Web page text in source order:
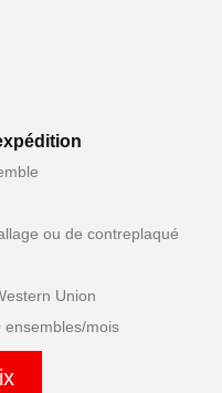
ou de contreplaqué
Union
mois